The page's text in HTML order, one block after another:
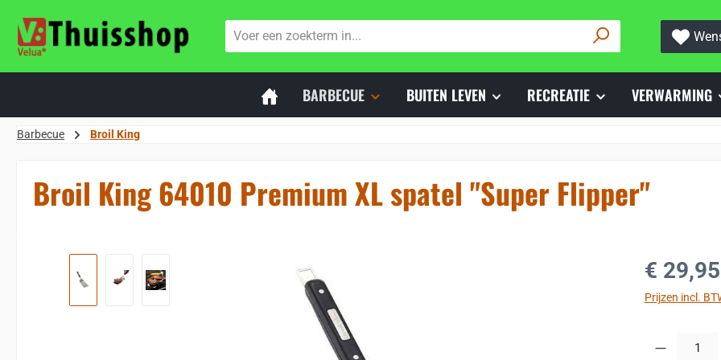
de hoofdinhoud
Ga naar de zoekopdracht
Ga naar de hoofdnavigatie
BARBECUE BUITEN LEVEN RECREATIE VERWARMING
Barbecue Broil King
Broil King 64010 Premium XL spatel "Super Flipper"
Normale prijs:
€ 29,95
Prijzen incl.